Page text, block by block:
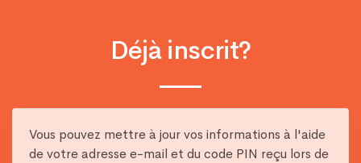
Déjà inscrit?
Vous pouvez mettre à jour vos informations à l'aide
de votre adresse e-mail et du code PIN reçu lors de